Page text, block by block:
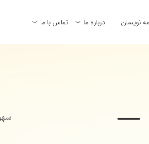
نویسان درباره ما تماس با ما